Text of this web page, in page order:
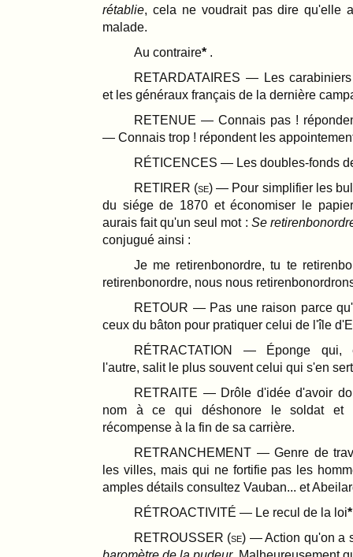
rétablie, cela ne voudrait pas dire qu'elle
malade.
Au contraire
.
RETARDATAIRES — Les
et les généraux français de la dernière
RETENUE — Connais pas !
— Connais trop ! répondent les
RÉTICENCES — Les doubles-fonds
RETIRER (se) — Pour simplifier les
du siége de 1870 et économiser le
aurais fait qu'un seul mot : Se
conjugué ainsi :
Je me retirenbonordre, tu te
retirenbonordre, nous nous
RETOUR — Pas une raison parce
ceux du bâton pour pratiquer celui de l'île
RÉTRACTATION — Éponge qui,
l'autre, salit le plus souvent celui qui s'en
RETRAITE — Drôle d'idée d'avoir
nom à ce qui déshonore le soldat
récompense à la fin de sa carrière.
RETRANCHEMENT — Genre de
les villes, mais qui ne fortifie pas les
amples détails consultez Vauban... et
RÉTROACTIVITÉ — Le recul de la loi
RETROUSSER (se) — Action qu'on a